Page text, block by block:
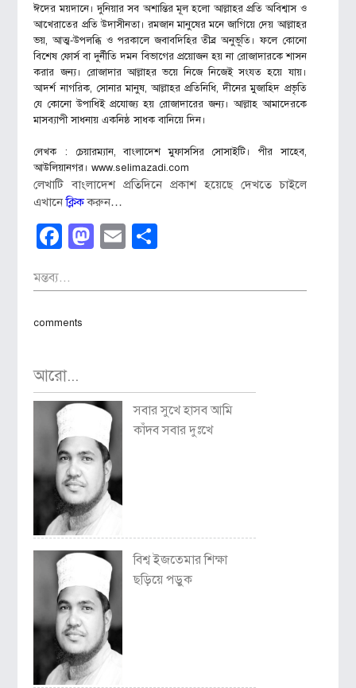
ঈদের ময়দানে। দুনিয়ার সব অশান্তির মূল হলো আল্লাহর প্রতি অবিশ্বাস ও
আখেরাতের প্রতি উদাসীনতা। রমজান মানুষের মনে জাগিয়ে দেয় আল্লাহর
ভয়, আত্ম-উপলব্ধি ও পরকালে জবাবদিহির তীব্র অনুভূতি। ফলে কোনো
বিশেষ ফোর্স বা দুর্নীতি দমন বিভাগের প্রয়োজন হয় না রোজাদারকে শাসন
করার জন্য। রোজাদার আল্লাহর ভয়ে নিজে নিজেই সংযত হয়ে যায়।
আদর্শ নাগরিক, সোনার মানুষ, আল্লাহর প্রতিনিধি, দীনের মুজাহিদ প্রভৃতি
যে কোনো উপাধিই প্রযোজ্য হয় রোজাদারের জন্য। আল্লাহ আমাদেরকে
মাসব্যাপী সাধনায় একনিষ্ঠ সাধক বানিয়ে দিন।
লেখক : চেয়ারম্যান, বাংলাদেশ মুফাসসির সোসাইটি। পীর সাহেব,
আউলিয়ানগর। www.selimazadi.com
লেখাটি বাংলাদেশ প্রতিদিনে প্রকাশ হয়েছে দেখতে চাইলে
এখানেক্লিককরুন…
Facebook
Mastodon
Email
মন্তব্য...
comments
আরো...
সবার সুখে হাসব আমি
কাঁদব সবার দুঃখে
বিশ্ব ইজতেমার শিক্ষা
ছড়িয়ে পড়ুক